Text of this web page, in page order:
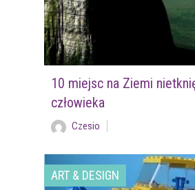
10 miejsc na Ziemi
człowieka
Czesio
ART & DESIGN